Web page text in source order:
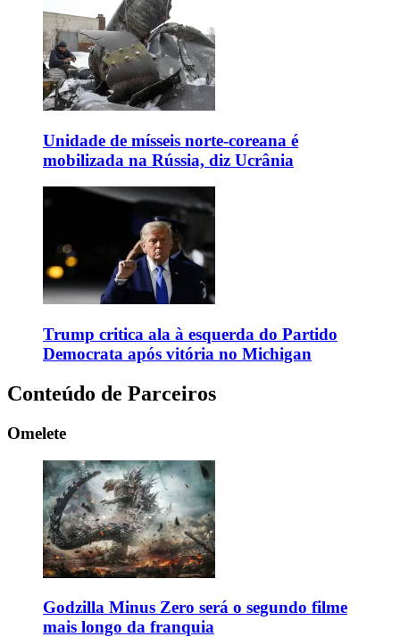
Unidade de mísseis norte-coreana é
mobilizada na Rússia, diz Ucrânia
Trump critica ala à esquerda do Partido
Democrata após vitória no Michigan
Conteúdo de Parceiros
Omelete
Godzilla Minus Zero será o segundo filme
mais longo da franquia